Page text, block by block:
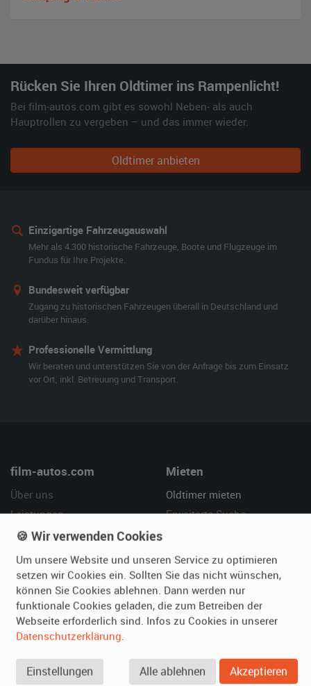
Rücken Sie Ihren Oldtimer ins Rampenlicht!
Bei film-autos.com gibt es sowohl Neben- als auch
Hauptrollen zu vergeben – und das immer wieder.
Oldtimer anbieten
Einzigartige Fahrzeugauswahl
Mehr als 4.300 historische Fahrzeuge, Boote und Flugzeuge im
Fundus für Ihre Projekte.
Bundesweit verfügbar
Zugang zu historischen Fahrzeugen überall in Deutschland und
darüber hinaus.
Professionelle Vermittlung
Wir beraten und unterstützen Sie von der Anfrage bis zum Einsatz
vor Ort, inkl. Betreuung und Transport.
film-autos.com
Über uns
Leistungen
Referenzen
Kundenmeinungen
Mieten
Oldtimer mieten
Erweiterte Suche
Service
Vermieten
Oldtimer anmelden
Fotos senden
Inserat verwalten
Hilfe
Häufige Fragen (FAQ)
🍪 Wir verwenden Cookies
Um unsere Website und unseren Service zu optimieren
setzen wir Cookies ein. Sollten Sie das nicht wünschen,
können Sie Cookies ablehnen. Dann werden nur
funktionale Cookies geladen, die zum Betreiben der
Webseite erforderlich sind. Infos zu Cookies in unserer
Datenschutzerklärung.
Einstellungen Alle ablehnen Akzeptieren